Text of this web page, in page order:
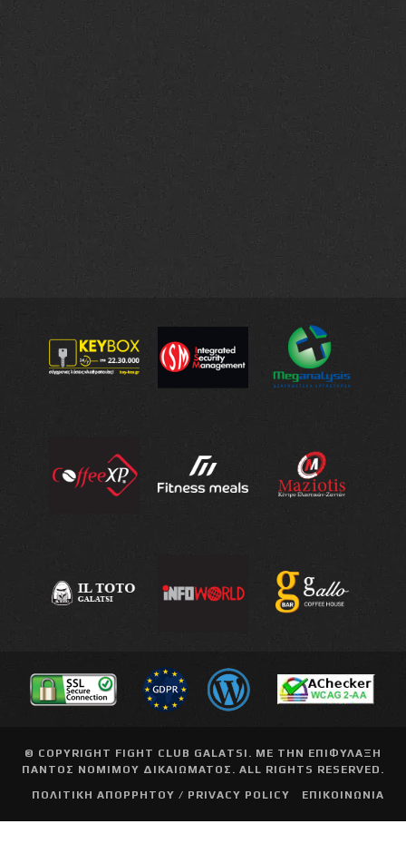
© COPYRIGHT FIGHT CLUB GALATSI
. ΜΕ ΤΗΝ ΕΠΙΦΥΛΑΞΗ
ΠΑΝΤΟΣ ΝΟΜΙΜΟΥ ΔΙΚΑΙΩΜΑΤΟΣ. ALL RIGHTS RESERVED.
ΠΟΛΙΤΙΚΗ ΑΠΟΡΡΗΤΟΥ / PRIVACY POLICY
ΕΠΙΚΟΙΝΩΝΙΑ